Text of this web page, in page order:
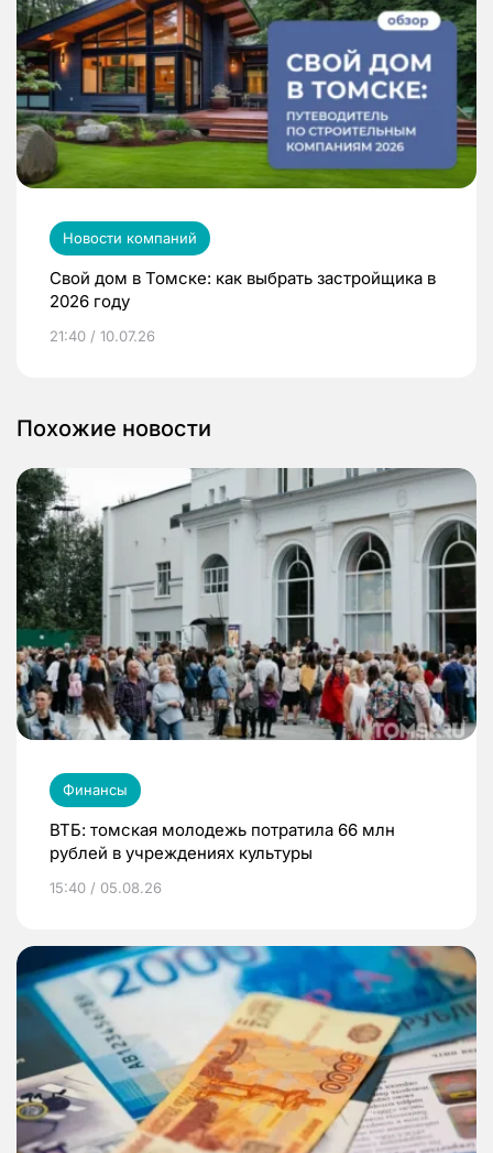
Новости компаний
Свой дом в Томске: как выбрать застройщика в
2026 году
21:40 / 10.07.26
Похожие новости
Финансы
ВТБ: томская молодежь потратила 66 млн
рублей в учреждениях культуры
15:40 / 05.08.26